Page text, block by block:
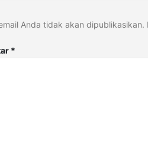
Anda tidak akan dipublikasikan.
*